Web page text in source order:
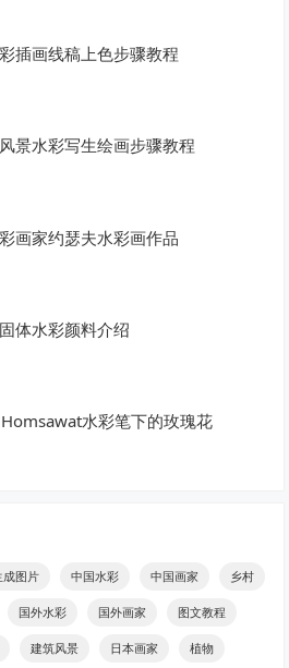
插画线稿上色步骤教程
景水彩写生绘画步骤教程
画家约瑟夫水彩画作品
体水彩颜料介绍
水彩笔下的玫瑰花
成图片 中国水彩 中国画家 乡村
国外水彩 国外画家 图文教程
建筑风景 日本画家 植物